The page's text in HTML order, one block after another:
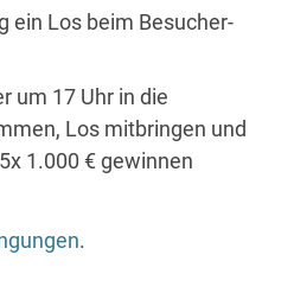
ein Los beim Besucher-
um 17 Uhr in die
Los mitbringen und
1.000 € gewinnen
.